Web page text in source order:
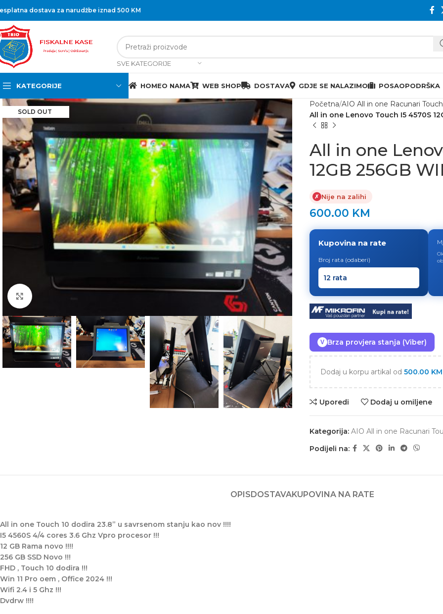
dostava za narudžbe iznad 500 KM
SVE KATEGORIJE
KATEGORIJE HOMEO NAMA WEB SHOP DOSTAVA GDJE SE NALAZIMO POSAOPODRŠKA
SOLD OUT
Početna AIO All in one Racunari
All in one Lenovo Touch I5 4570S
All in one
12GB 256GB
✗ Nije na zalihi
600.00 KM
Kupovina na rate
Broj rata (odaberi)
V Brza provjera stanja (Viber)
Dodaj u korpu artikal od 500.00 KM
Uporedi Dodaj u omiljene
Kategorija: AIO All in one Racunari
Podijeli na:
OPISDOSTAVAKUPOVINA NA RATE
All in one Touch 10 dodira 23.8” u savrsenom stanju kao nov !!!!
I5 4560S 4/4 cores 3.6 Ghz Vpro procesor !!!
12 GB Rama novo !!!!
256 GB SSD Novo !!!
FHD , Touch 10 dodira !!!
Win 11 Pro oem , Office 2024 !!!
Wifi 2.4 i 5 Ghz !!!
Dvdrw !!!!